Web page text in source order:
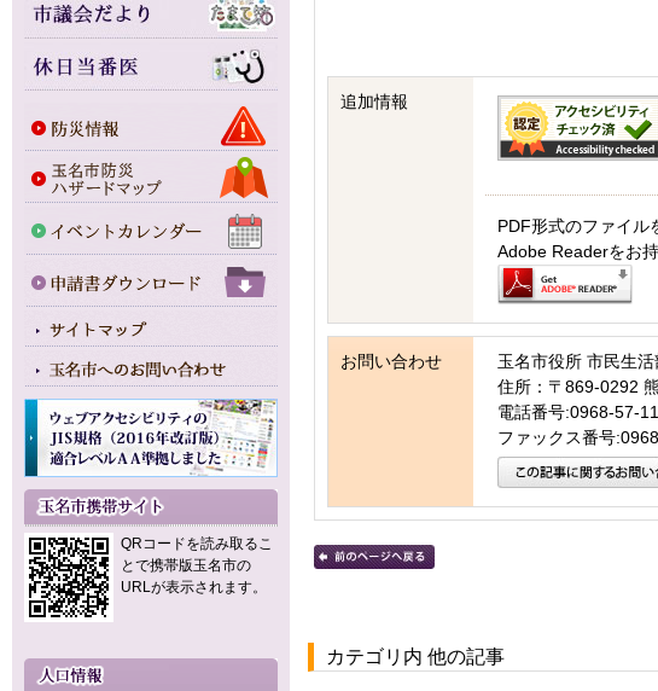
QRコードを読み取るこ
とで携帯版玉名市の
URLが表示されます。
追加情報
PDF形式のファイル
Adobe Readerをお
お問い合わせ
玉名市役所 市民生活
住所：〒869-0292
電話番号:0968-57-
ファックス番号
カテゴリ内 他の記事